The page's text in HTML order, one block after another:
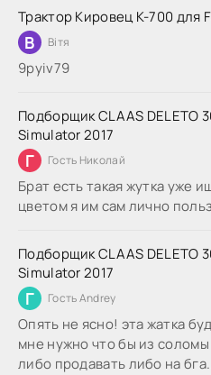
Трактор Кировец К-700 для
В Вітя
9руіv79
Подборщик CLAAS DELETO
Simulator 2017
Г Гость Николай
Брат есть такая жутка уже
цветом я им сам лично
Подборщик CLAAS DELETO
Simulator 2017
Г Гость Andrey
Опять не ясно! эта жатка
мне нужно что бы из соломы
либо продавать либо на